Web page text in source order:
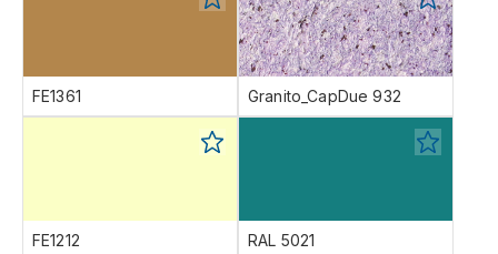
FE1361 Granito_CapDue 932
FE1212 RAL 5021